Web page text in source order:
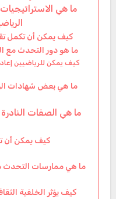
ما هي
كيف يمكن أن تكمل
ما هو دور التحدث مع
كيف يمكن للرياضيين إعادة
ما هي بعض شهادات
ما هي الصفات
كيف يمكن أن
ما هي ممارسات التحدث
كيف يؤثر الخلفية